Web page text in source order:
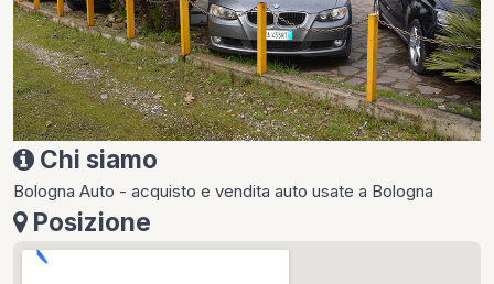
Chi siamo
Bologna Auto - acquisto e vendita auto usate a Bologna
Posizione